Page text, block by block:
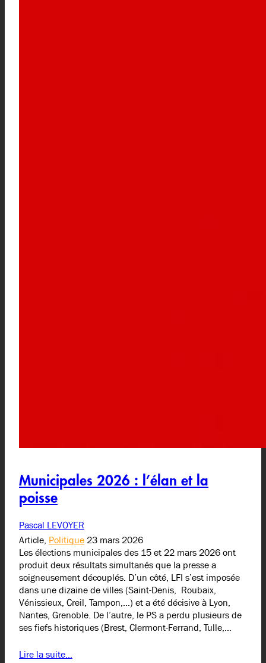
Municipales 2026 : l’élan et la
poisse
Pascal LEVOYER
Article, Politique23 mars 2026
Les élections municipales des 15 et 22 mars 2026 ont
produit deux résultats simultanés que la presse a
soigneusement découplés. D’un côté, LFI s’est imposée
dans une dizaine de villes (Saint-Denis, Roubaix,
Vénissieux, Creil, Tampon,…) et a été décisive à Lyon,
Nantes, Grenoble. De l’autre, le PS a perdu plusieurs de
ses fiefs historiques (Brest, Clermont-Ferrand, Tulle,…
Lire la suite…